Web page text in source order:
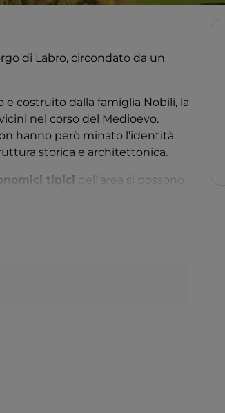
di Labro, circondato da un
e costruito dalla famiglia Nobili, la
nel corso del Medioevo.
hanno però minato l’identità
storica e architettonica.
tipici dell’area si possono